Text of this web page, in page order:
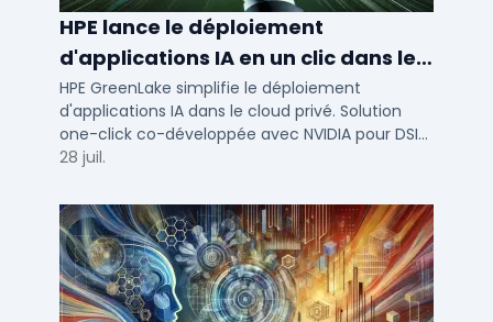
HPE lance le déploiement
d'applications IA en un clic dans le
cloud privé
HPE GreenLake simplifie le déploiement
d'applications IA dans le cloud privé. Solution
one-click co-développée avec NVIDIA pour DSI
de PME et ETI : performance et conformité.
28 juil.